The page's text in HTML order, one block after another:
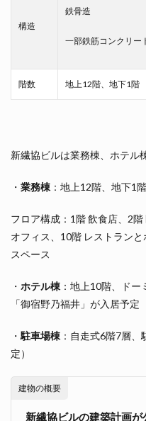
構造
鉄骨造
一部鉄筋コンクリー
階数 地上12階、地下1階
新繊協ビルは業務棟、ホテル
・ 業務棟 ：地上12階、地下1
フロア構成：1階 飲食店、2
オフィス、10階 レストラン
スペース
・ ホテル棟 ：地上10階、ド
「御宿野乃福井」が入居予定
・ 駐車場棟 ：自走式6階7層
定）
建物の概要
新繊協ビルの建築計画が